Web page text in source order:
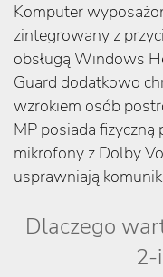
Komputer
zintegrowany z
obsługą Windows
Guard dodatkowo
wzrokiem osób
MP posiada fizyczną
mikrofony z Dolby
usprawniają
Dlaczego
2-